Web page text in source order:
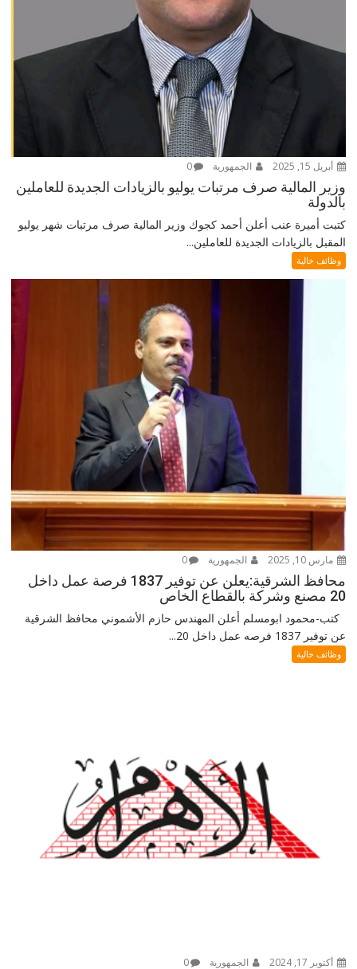
أبريل 15, 2025 الجمهورية 0
وزير المالية صرف مرتبات يوليو بالزيادات الجديدة للعاملين
بالدولة
كتبت أميرة عنب أعلن أحمد كجوك وزير المالية صرف مرتبات شهر يوليو
المقبل بالزيادات الجديدة للعاملين...
وظائف خالية
مارس 10, 2025 الجمهورية 0
محافظ الشرقية:يعلن عن توفير 1837 فرصة عمل داخل
20 مصنع وشركة بالقطاع الخاص
كتب-محمود ابومسلم أعلن المهندس حازم الأشموني محافظ الشرقية
عن توفير 1837 فرصه عمل داخل 20...
وظائف خالية
أكتوبر 17, 2024 الجمهورية 0